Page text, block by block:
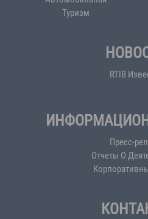
Туризм
RTIB
Пресс-
Отчеты О